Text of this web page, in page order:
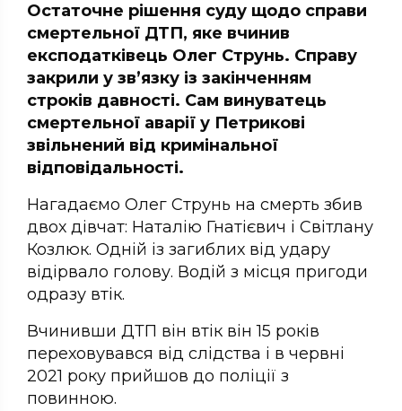
Остаточне рішення суду щодо справи
смертельної ДТП, яке вчинив
експодатківець Олег Струнь. Справу
закрили у зв’язку із закінченням
строків давності. Сам винуватець
смертельної аварії у Петрикові
звільнений від кримінальної
відповідальності.
Нагадаємо Олег Струнь на смерть збив
двох дівчат: Наталію Гнатієвич і Світлану
Козлюк. Одній із загиблих від удару
відірвало голову. Водій з місця пригоди
одразу втік.
Вчинивши ДТП він втік він 15 років
переховувався від слідства і в червні
2021 року прийшов до поліції з
повинною.